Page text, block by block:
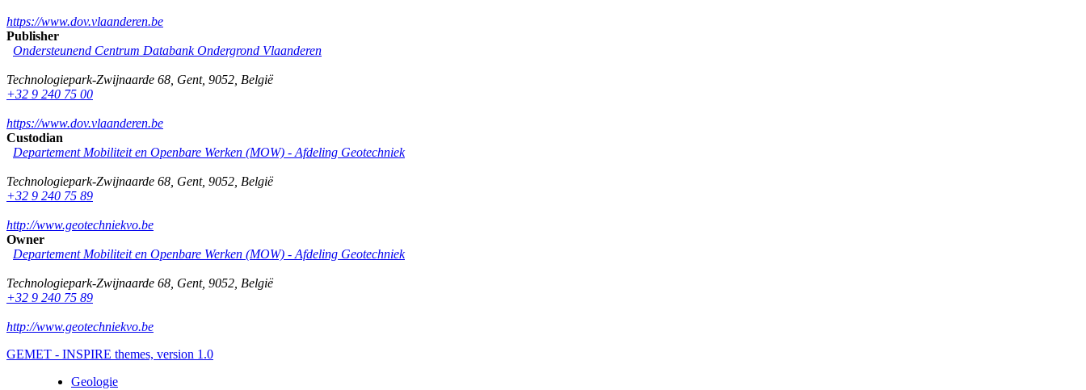
https://www.dov.vlaanderen.be
Publisher
Ondersteunend Centrum Databank Ondergrond Vlaanderen
Technologiepark-Zwijnaarde 68 Gent, 9052 België
+32 9 240 75 00
https://www.dov.vlaanderen.be
Custodian
Departement Mobiliteit en Openbare Werken (MOW) - Afdeling Geotechniek
Technologiepark-Zwijnaarde 68 Gent, 9052 België
+32 9 240 75 89
http://www.geotechniekvo.be
Owner
Departement Mobiliteit en Openbare Werken (MOW) - Afdeling Geotechniek
Technologiepark-Zwijnaarde 68 Gent, 9052 België
+32 9 240 75 89
http://www.geotechniekvo.be
GEMET - INSPIRE themes, version 1.0
Geologie